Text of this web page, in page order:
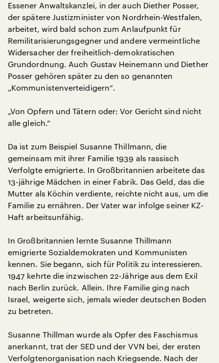
Essener Anwaltskanzlei, in der auch Diether Posser,
der spätere Justizminister von Nordrhein-Westfalen,
arbeitet, wird bald schon zum Anlaufpunkt für
Remilitarisierungsgegner und andere vermeintliche
Widersacher der freiheitlich-demokratischen
Grundordnung. Auch Gustav Heinemann und Diether
Posser gehören später zu den so genannten
„Kommunistenverteidigern“.
„Von Opfern und Tätern oder: Vor Gericht sind nicht
alle gleich.“
Da ist zum Beispiel Susanne Thillmann, die
gemeinsam mit ihrer Familie 1939 als rassisch
Verfolgte emigrierte. In Großbritannien arbeitete das
13-jährige Mädchen in einer Fabrik. Das Geld, das die
Mutter als Köchin verdiente, reichte nicht aus, um die
Familie zu ernähren. Der Vater war infolge seiner KZ-
Haft arbeitsunfähig.
In Großbritannien lernte Susanne Thillmann
emigrierte Sozialdemokraten und Kommunisten
kennen. Sie begann, sich für Politik zu interessieren.
1947 kehrte die inzwischen 22-Jährige aus dem Exil
nach Berlin zurück. Allein. Ihre Familie ging nach
Israel, weigerte sich, jemals wieder deutschen Boden
zu betreten.
Susanne Thillman wurde als Opfer des Faschismus
anerkannt, trat der SED und der VVN bei, der ersten
Verfolgtenorganisation nach Kriegsende. Nach der